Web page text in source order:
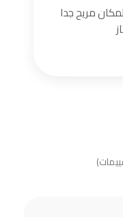
مريح جدا